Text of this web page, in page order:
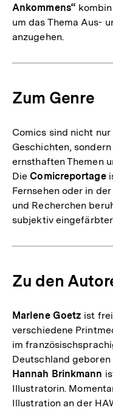
Ankommens“
um das Thema Aus-
anzugehen.
Zum Genre
Comics sind nicht
Geschichten,
ernsthaften Themen
Die Comicreportage
Fernsehen oder in
und Recherchen
subjektiv
Zu den
Marlene Goetz ist
verschiedene
im
Deutschland
Hannah Brinkmann
Illustratorin.
Illustration an der